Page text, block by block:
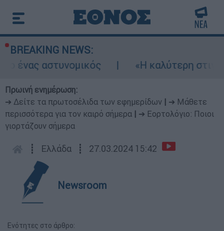
BREAKING NEWS:
αστυνομικός
«Η καλύτερη στιγμή
Πρωινή ενημέρωση:
➔ Δείτε τα πρωτοσέλιδα των εφημερίδων
➔ Μάθετε
περισσότερα για τον καιρό σήμερα
➔ Εορτολόγιο: Ποιοι
γιορτάζουν σήμερα
┋ Ελλάδα ┋ 27.03.2024 15:42
Newsroom
Ενότητες στο άρθρο: